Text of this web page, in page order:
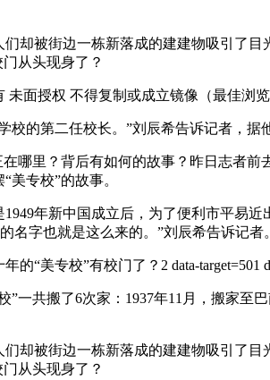
被街边一栋新落成的建建物吸引了目
从头现身了？
面授权 不得复制或成立镜像（最佳浏览
的第二任校长。”刘辰希告诉记者，据
里？背后有如何的故事？昨日志者前
美专校”的故事。
年新中国成立后，为了便利市平易近
名字也就是这么来的。”刘辰希告诉记者
“美专校”有校门了？2 data-target=501
共搬了6次家：1937年11月，搬家至
被街边一栋新落成的建建物吸引了目
从头现身了？